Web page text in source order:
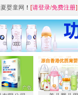
婴童网 ！ [请登录/免费注册]